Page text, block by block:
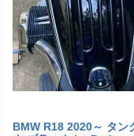
BMW R18 2020～ タン